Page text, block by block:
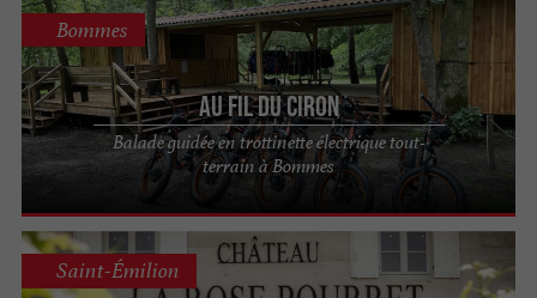
Au Fil du Ciron
Balade guidée en trottinette électrique tout-
terrain à Bommes
Bommes
Saint-Émilion